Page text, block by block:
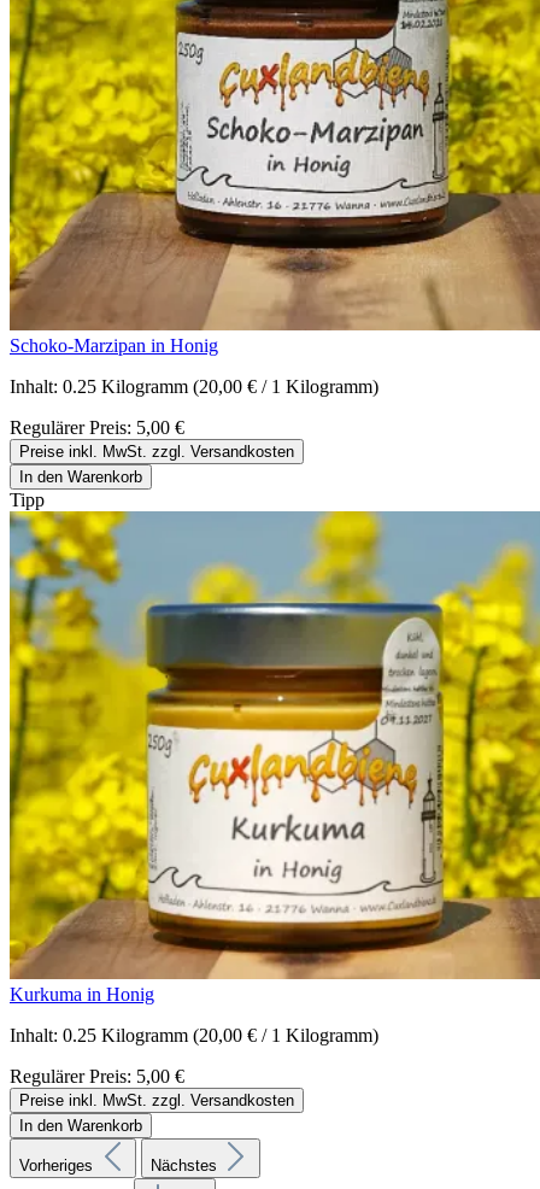
Schoko-Marzipan in Honig
Inhalt: 0.25 Kilogramm (20,00 € / 1 Kilogramm)
Regulärer Preis: 5,00 €
Preise inkl. MwSt. zzgl. Versandkosten
In den Warenkorb
Tipp
Kurkuma in Honig
Inhalt: 0.25 Kilogramm (20,00 € / 1 Kilogramm)
Regulärer Preis: 5,00 €
Preise inkl. MwSt. zzgl. Versandkosten
In den Warenkorb
Vorheriges Nächstes